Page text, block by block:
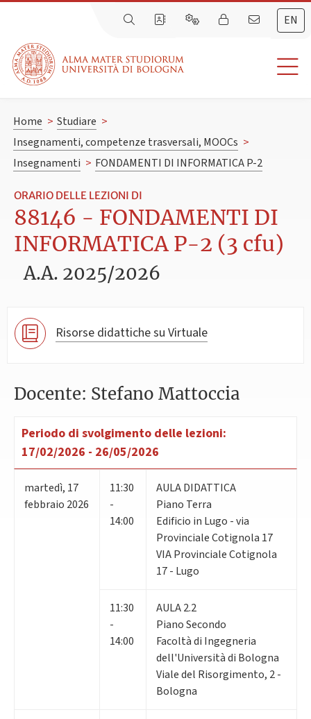
EN
Home > Studiare >
Insegnamenti, competenze trasversali, MOOCs >
Insegnamenti > FONDAMENTI DI INFORMATICA P-2
ORARIO DELLE LEZIONI DI
88146 - FONDAMENTI DI
INFORMATICA P-2 (3 cfu)
A.A. 2025/2026
Risorse didattiche su Virtuale
Docente: Stefano Mattoccia
Periodo di svolgimento delle lezioni:
17/02/2026 - 26/05/2026
martedì, 17
febbraio 2026
11:30
-
14:00
AULA DIDATTICA
Piano Terra
Edificio in Lugo - via
Provinciale Cotignola 17
VIA Provinciale Cotignola
17 - Lugo
11:30
-
14:00
AULA 2.2
Piano Secondo
Facoltà di Ingegneria
dell'Università di Bologna
Viale del Risorgimento, 2 -
Bologna